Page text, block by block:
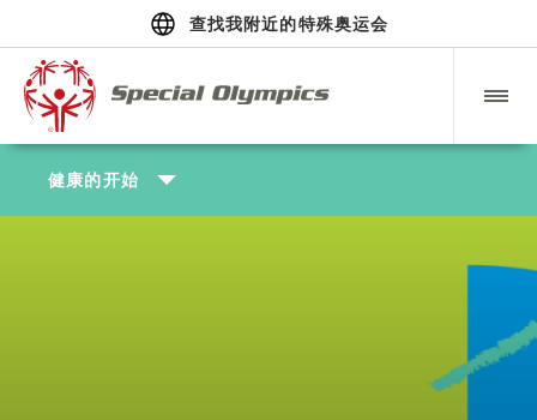
查找我附近的特殊奥运会
健康的开始